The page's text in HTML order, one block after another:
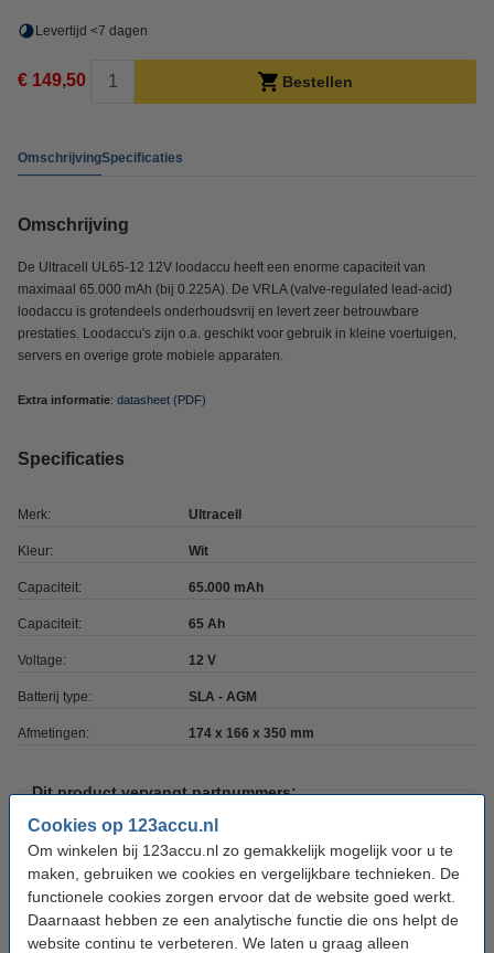
Cookies op 123accu.nl
Om winkelen bij 123accu.nl zo gemakkelijk mogelijk voor u te
maken, gebruiken we cookies en vergelijkbare technieken. De
functionele cookies zorgen ervoor dat de website goed werkt.
Daarnaast hebben ze een analytische functie die ons helpt de
website continu te verbeteren. We laten u graag alleen
Levertijd <7 dagen
€ 149,50 Bestellen
OmschrijvingSpecificaties
Omschrijving
De Ultracell UL65-12 12V loodaccu heeft een enorme capaciteit van
maximaal 65.000 mAh (bij 0.225A). De VRLA (valve-regulated lead-acid)
loodaccu is grotendeels onderhoudsvrij en levert zeer betrouwbare
prestaties. Loodaccu's zijn o.a. geschikt voor gebruik in kleine voertuigen,
servers en overige grote mobiele apparaten.
Extra informatie: datasheet (PDF)
Specificaties
Merk: Ultracell
Kleur: Wit
Capaciteit: 65.000 mAh
Capaciteit: 65 Ah
Voltage: 12 V
Batterij type: SLA - AGM
Afmetingen: 174 x 166 x 350 mm
Dit product vervangt partnummers:
CPR65-12
DAS12-70
ES65-12
LP12-65
PBQ65-12
SU70-12
UL65-12